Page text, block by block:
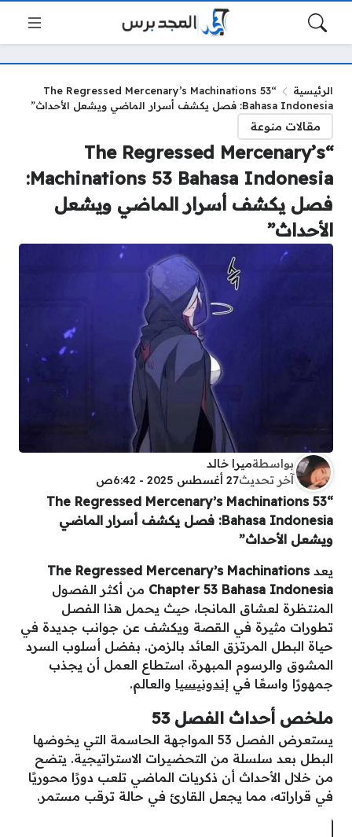
الرئيسية
“The Regressed Mercenary’s Machinations 53
Bahasa Indonesia: فصل يكشف أسرار الماضي ويشعل الأحداث”
مقالات منوعة
“The Regressed Mercenary’s
Machinations 53 Bahasa Indonesia:
فصل يكشف أسرار الماضي ويشعل
الأحداث”
بواسطةميرا خالد
آخر تحديث27 أغسطس 2025 - 6:42ص
“The Regressed Mercenary’s Machinations 53
Bahasa Indonesia: فصل يكشف أسرار الماضي
ويشعل الأحداث”
يعد The Regressed Mercenary’s Machinations
Chapter 53 Bahasa Indonesia من أكثر الفصول
المنتظرة لعشاق المانجا، حيث يحمل هذا الفصل
تطورات مثيرة في القصة ويكشف عن جوانب جديدة في
حياة البطل المرتزق العائد بالزمن. بفضل أسلوب السرد
المشوق والرسوم المبهرة، استطاع العمل أن يجذب
جمهورًا واسعًا في إندونيسيا والعالم.
ملخص أحداث الفصل 53
يستعرض الفصل 53 المواجهة الحاسمة التي يخوضها
البطل بعد سلسلة من التحضيرات الاستراتيجية. يتضح
من خلال الأحداث أن ذكريات الماضي تلعب دورًا محوريًا
في قراراته، مما يجعل القارئ في حالة ترقب مستمر.